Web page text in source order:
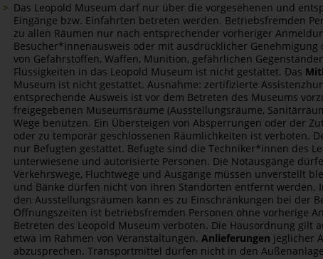
Das Leopold Museum darf nur über die vorgesehenen und
Eingänge bzw. Einfahrten betreten werden. Betriebsfremden
zu allen Räumen nur nach entsprechender vorheriger
Besucher*innenausweis oder mit ausdrücklicher
von Gefahrstoffen, Waffen, Munition, gefährlichen
Flüssigkeiten in das Leopold Museum ist nicht gestattet. Das
Museum ist nicht gestattet. Ausnahme: zertifizierte
entsprechende Ausweis ist vor dem Betreten des Museums
freigegebenen Museumsräume (Ausstellungsräume,
Wege benützen. Ein Übersteigen von Absperrungen oder der
oder zu temporär geschlossenen Räumlichkeiten ist verboten.
nur Befugten gestattet. Befugte sind die Techniker*innen des
unterwiesene und autorisierte Personen. Die Notausgänge
Verkehrswege, Fluchtwege und Ausgänge müssen unverstellt
und Bänke dürfen nicht von ihren Standorten entfernt werden.
den Ausstellungsräumen kann es zu Einschränkungen bei der
Öffnungszeiten ist betriebsfremden Personen ohne vorherige
Betreten des Leopold Museum verboten. Die Hausordnung gilt
etwa im Rahmen von Veranstaltungen.Anlieferungen jeglicher
abzusprechen. Transportmittel dürfen nicht in den